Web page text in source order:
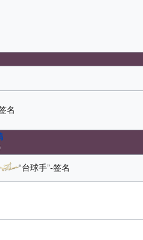
名
“台球手”-签名